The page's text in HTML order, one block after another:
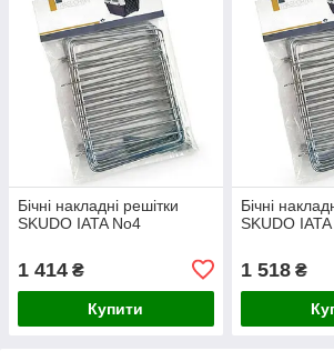
Бічні накладні решітки
SKUDO IATA No4
1 414 ₴
Купити
Бічні
SKUDO
1 518₴